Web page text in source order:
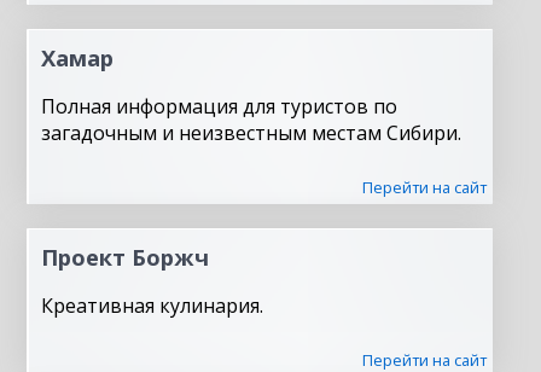
Хамар
Полная информация для туристов по
загадочным и неизвестным местам Сибири.
Перейти на сайт
Проект Боржч
Креативная кулинария.
Перейти на сайт